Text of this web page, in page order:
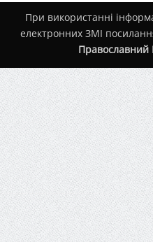
При використанні
електронних ЗМІ
Православний